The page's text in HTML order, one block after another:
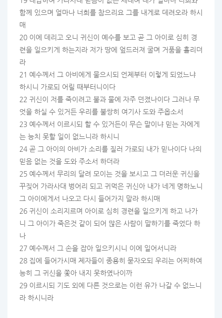
함께 있으며 얼마나 너희를 참으리요 그를 내게로 데려오라 하시
매
20 이에 데리고 오니 귀신이 예수를 보고 곧 그 아이로 심히 경
련을 일으키게 하는지라 저가 땅에 엎드러져 굴며 거품을 흘리더
라
21 예수께서 그 아비에게 물으시되 언제부터 이렇게 되었느냐
하시니 가로되 어릴 때부터니이다
22 귀신이 저를 죽이려고 불과 물에 자주 던졌나이다 그러나 무
엇을 하실 수 있거든 우리를 불쌍히 여기사 도와 주옵소서
23 예수께서 이르시되 할 수 있거든이 무슨 말이냐 믿는 자에게
는 능치 못할 일이 없느니라 하시니
24 곧 그 아이의 아비가 소리를 질러 가로되 내가 믿나이다 나의
믿음 없는 것을 도와 주소서 하더라
25 예수께서 무리의 달려 모이는 것을 보시고 그 더러운 귀신을
꾸짖어 가라사대 벙어리 되고 귀먹은 귀신아 내가 네게 명하노니
그 아이에게서 나오고 다시 들어가지 말라 하시매
26 귀신이 소리지르며 아이로 심히 경련을 일으키게 하고 나가
니 그 아이가 죽은것 같이 되어 많은 사람이 말하기를 죽었다 하
나
27 예수께서 그 손을 잡아 일으키시니 이에 일어서니라
28 집에 들어가시매 제자들이 종용히 묻자오되 우리는 어찌하여
능히 그 귀신을 쫓아 내지 못하였나이까
29 이르시되 기도 외에 다른 것으로는 이런 유가 나갈 수 없느니
라 하시니라